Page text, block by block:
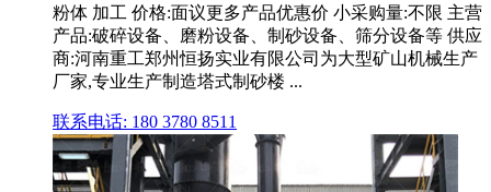
粉体 加工 价格:面议更多产品优惠价 小采购量:不限 主营
产品:破碎设备、磨粉设备、制砂设备、筛分设备等 供应
商:河南重工郑州恒扬实业有限公司为大型矿山机械生产
厂家,专业生产制造塔式制砂楼 ...
联系电话: 180 3780 8511